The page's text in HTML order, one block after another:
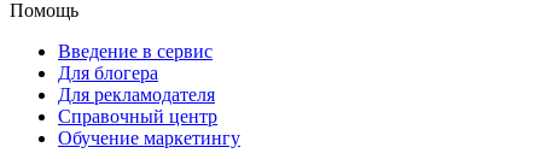
Помощь
Введение в сервис
Для блогера
Для рекламодателя
Справочный центр
Обучение маркетингу